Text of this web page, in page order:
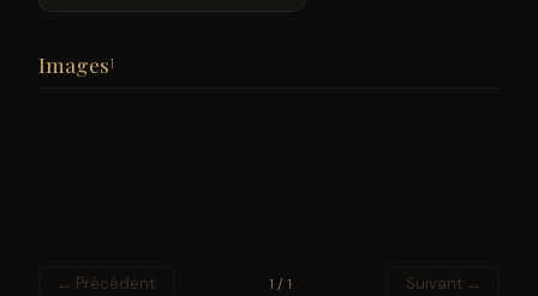
Images1
← Précédent 1 / 1 Suivant →